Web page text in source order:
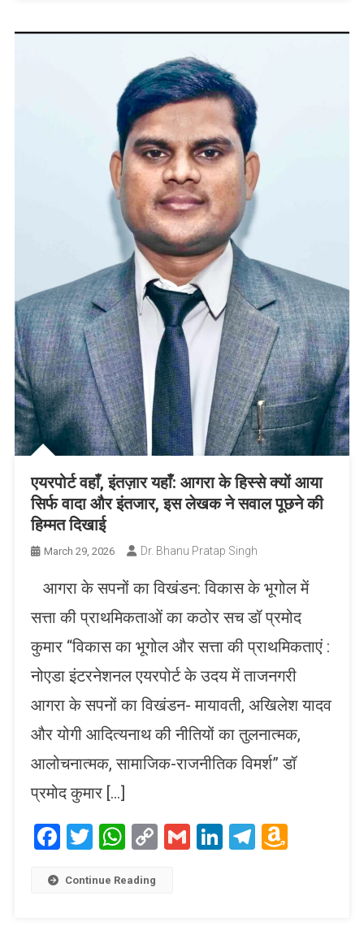
एयरपोर्ट वहाँ, इंतज़ार यहाँ: आगरा के हिस्से क्यों आया
सिर्फ वादा और इंतजार, इस लेखक ने सवाल पूछने की
हिम्मत दिखाई
March 29, 2026 Dr. Bhanu Pratap Singh
आगरा के सपनों का विखंडन: विकास के भूगोल में
सत्ता की प्राथमिकताओं का कठोर सच डॉ प्रमोद
कुमार “विकास का भूगोल और सत्ता की प्राथमिकताएं :
नोएडा इंटरनेशनल एयरपोर्ट के उदय में ताजनगरी
आगरा के सपनों का विखंडन- मायावती, अखिलेश यादव
और योगी आदित्यनाथ की नीतियों का तुलनात्मक,
आलोचनात्मक, सामाजिक-राजनीतिक विमर्श” डॉ
प्रमोद कुमार […]
Facebook
TwitterWhatsApp
CopyGmailLinkedIn
Telegram
Continue Reading